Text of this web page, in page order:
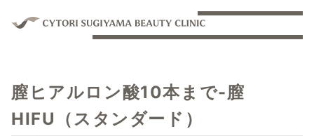
膣ヒアルロン酸10本まで-膣
HIFU（スタンダード）